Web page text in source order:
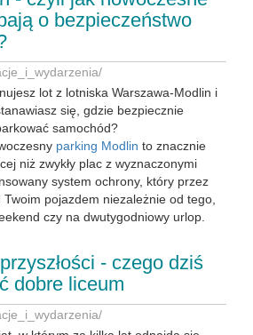
o bezpieczeństwo
/
lot z lotniska Warszawa-Modlin i
się, gdzie bezpiecznie
samochód?
parking Modlin to znacznie
niż zwykły plac z wyznaczonymi
system ochrony, który przez
Twoim pojazdem niezależnie od tego,
czy na dwutygodniowy urlop.
- czego dziś
dobre liceum
/